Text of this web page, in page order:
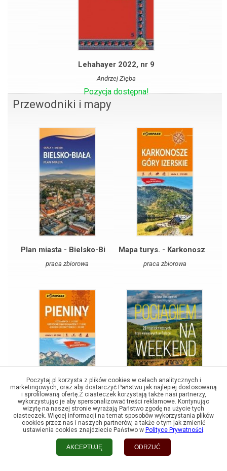
Lehahayer 2022, nr 9
Andrzej Zięba
Pozycja dostępna!
Przewodniki i mapy
Plan miasta - Bielsko-Biała 1:20 000
praca zbiorowa
Mapa turys. - Karkonosze, Góry Izerskie 1:35 000
praca zbiorowa
Mapa turystyczna - Pieniny laminowana
praca zbiorowa
Pociągiem na weekend
Dariusz Sieczkowski
Poczytaj.pl korzysta z plików cookies w celach analitycznych i
marketingowych, oraz aby dostarczyć Państwu jak najlepiej dostosowaną
i sprofilowaną ofertę.Z ciasteczek korzystają także nasi partnerzy,
wykorzystując je aby spersonalizować treści reklamowe. Kontynując
wizytę na naszej stronie wyrażają Państwo zgodę na użycie tych
ciasteczek. Więcej informacji na temat sposobów wykorzystania plików
cookies przez nas i naszych partnerów, a także o tym jak zmienić
ustawienia cookies znajdziecie Państwo w Polityce Prywatności.
AKCEPTUJĘ ODRZUĆ